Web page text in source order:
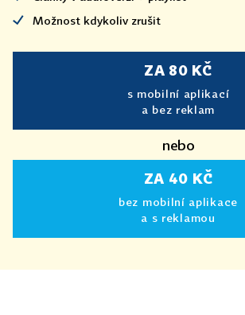
Možnost kdykoliv zrušit
ZA 80 KČ
s mobilní aplikací
a bez reklam
nebo
ZA 40 KČ
bez mobilní aplikace
a s reklamou